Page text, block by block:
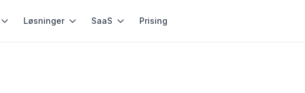
Løsninger SaaS Prising